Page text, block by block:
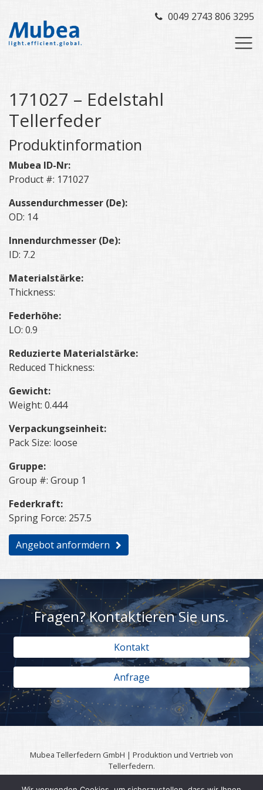
0049 2743 806 3295
171027 – Edelstahl
Tellerfeder
Produktinformation
Mubea ID-Nr:
Product #: 171027
Aussendurchmesser (De):
OD: 14
Innendurchmesser (De):
ID: 7.2
Materialstärke:
Thickness:
Federhöhe:
LO: 0.9
Reduzierte Materialstärke:
Reduced Thickness:
Gewicht:
Weight: 0.444
Verpackungseinheit:
Pack Size: loose
Gruppe:
Group #: Group 1
Federkraft:
Spring Force: 257.5
Angebot anformdern
Fragen? Kontaktieren Sie uns.
Kontakt
Anfrage
Mubea Tellerfedern GmbH | Produktion und Vertrieb von
Tellerfedern.